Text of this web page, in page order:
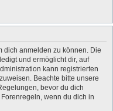
dich anmelden zu können. Die
und ermöglicht dir, auf
kann registrierten
Beachte bitte unsere
bevor du dich
wenn du dich in